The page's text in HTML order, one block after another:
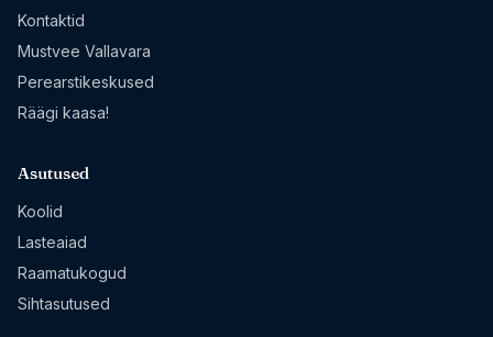
Kontaktid
Mustvee Vallavara
Perearstikeskused
Räägi kaasa!
Asutused
Koolid
Lasteaiad
Raamatukogud
Sihtasutused